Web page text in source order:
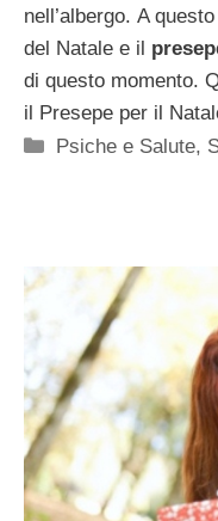
nell’albergo. A
del Natale e il
di questo momento.
il Presepe per il
Categorie
Psiche e Salute,